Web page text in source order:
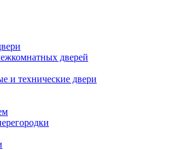
дверей
и технические двери